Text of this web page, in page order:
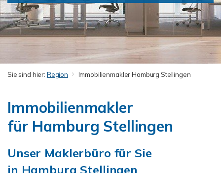
Sie sind hier: Region Immobilienmakler Hamburg Stellingen
Immobilienmakler
für Hamburg Stellingen
Unser Maklerbüro für Sie
in Hamburg Stellingen